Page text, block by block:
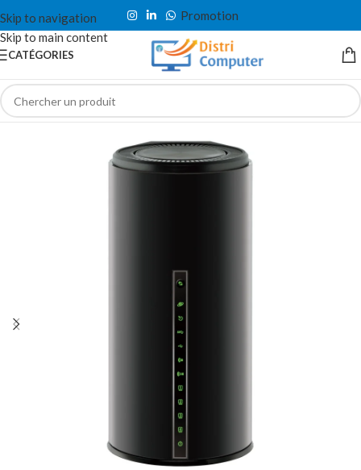
Skip to navigation
Skip to main content
Promotion
CATÉGORIES